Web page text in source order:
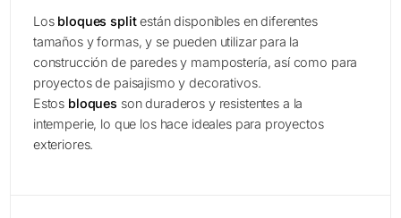
Los bloques splitestán disponibles en diferentes
tamaños y formas, y se pueden utilizar para la
construcción de paredes y mampostería, así como para
proyectos de paisajismo y decorativos.
Estos bloques son duraderos y resistentes a la
intemperie, lo que los hace ideales para proyectos
exteriores.